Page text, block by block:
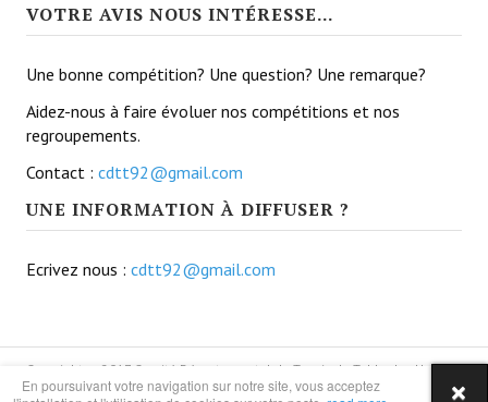
Tournois Poussins
Matériels autorisés
Autre(s) pratique(s)
Ultimate Ping
Hardbat
Racketlon
Headis
Teqpong
VOTRE AVIS NOUS INTÉRESSE...
Une bonne compétition? Une question? Une remarque?
Aidez-nous à faire évoluer nos compétitions et nos
regroupements.
Contact : cdtt92@gmail.com
UNE INFORMATION À DIFFUSER ?
Ecrivez nous : cdtt92@gmail.com
Copyright © 2017 Comité Départemental de Tennis de Table des Hauts
de Seine
En poursuivant votre navigation sur notre site, vous acceptez